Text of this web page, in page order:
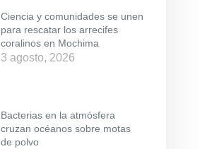
Ciencia y comunidades se unen
para rescatar los arrecifes
coralinos en Mochima
3 agosto, 2026
Bacterias en la atmósfera
cruzan océanos sobre motas
de polvo